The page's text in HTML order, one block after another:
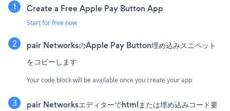
Create a Free Apple Pay Button App
Start for free now
pair NetworksのApple Pay Button埋め込みスニペット
をコピーします
Your code block will be available once you create your app
pair Networksエディターでhtmlまたは埋め込みコード要